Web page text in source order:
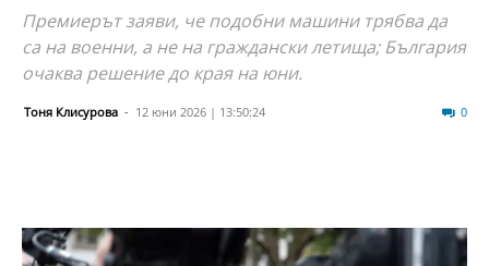
Премиерът заяви, че подобни машини трябва да
са на военни, а не на граждански летища; България
очаква решение до края на юни.
Тоня Клисурова - 12 юни 2026 | 13:50:24 0